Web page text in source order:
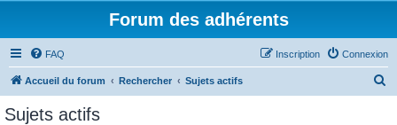
Forum des adhérents
FAQ Connexion
Inscription
Accueil du forum Rechercher Sujets actifs
Sujets actifs